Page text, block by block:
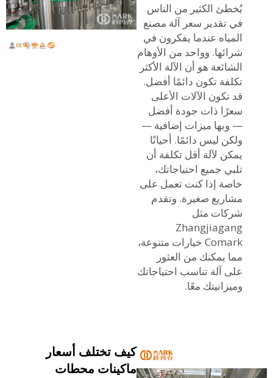
يُخطئ الكثير من الناس
في تقدير سعر آلة مصنع
المياه عندما يفكرون في
شرائها. وواحد من الأوهام
الشائعة هو أن الآلة الأكثر
تكلفة تكون دائمًا أفضل.
قد تكون الآلات الأعلى
سعرًا ذات جودة أفضل
— وبها ميزات إضافية —
ولكن ليس دائمًا. أحيانًا
يمكن لآلة أقل تكلفة أن
تلبي جميع احتياجاتك،
خاصة إذا كنت تعمل على
مشاريع صغيرة. وتقدم
شركات مثل
Zhangjiagang
Comark خيارات متنوعة،
مما يمكنك من العثور
على آلة تناسب احتياجاتك
وميزانيتك معًا.
كيف تختلف أسعار
ماكينات محطات